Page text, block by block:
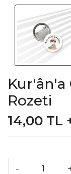
Rozeti
14,00 TL
-